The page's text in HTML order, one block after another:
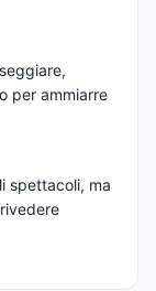
per ammiarre
spettacoli, ma